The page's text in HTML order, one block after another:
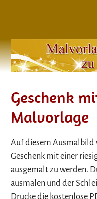
Geschenk
Malvorlage
Auf diesem Ausmalbild
Geschenk mit einer
ausgemalt zu werden.
ausmalen und der
Drucke die kostenlose